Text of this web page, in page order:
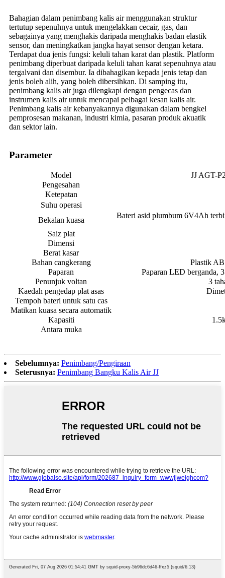
Bahagian dalam penimbang kalis air menggunakan struktur
tertutup sepenuhnya untuk mengelakkan cecair, gas, dan
sebagainya yang menghakis daripada menghakis badan elastik
sensor, dan meningkatkan jangka hayat sensor dengan ketara.
Terdapat dua jenis fungsi: keluli tahan karat dan plastik. Platform
penimbang diperbuat daripada keluli tahan karat sepenuhnya atau
tergalvani dan disembur. Ia dibahagikan kepada jenis tetap dan
jenis boleh alih, yang boleh dibersihkan. Di samping itu,
penimbang kalis air juga dilengkapi dengan pengecas dan
instrumen kalis air untuk mencapai pelbagai kesan kalis air.
Penimbang kalis air kebanyakannya digunakan dalam bengkel
pemprosesan makanan, industri kimia, pasaran produk akuatik
dan sektor lain.
Parameter
Model
JJ AGT-
Pengesahan
Ketepatan
Suhu operasi
Bekalan kuasa
Bateri asid plumbum 6V4Ah
Saiz plat
Dimensi
Berat kasar
Bahan cangkerang
Plastik
Paparan
Paparan LED berganda,
Penunjuk voltan
3
Kaedah pengedap plat asas
Tempoh bateri untuk satu cas
Matikan kuasa secara automatik
Kapasiti
Antara muka
Sebelumnya: Penimbang/Pengiraan
Seterusnya: Penimbang Bangku Kalis Air JJ